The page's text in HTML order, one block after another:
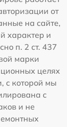
от
на сайте,
характер и
п. 2 ст. 437
марки
целях
с которой мы
с
и не